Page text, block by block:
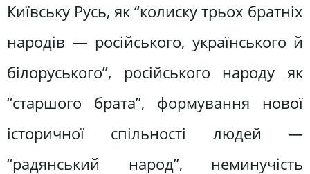
Київську Русь, як “колиску трьох братніх
народів — російського, українського й
білоруського”, російського народу як
“старшого брата”, формування нової
історичної спільності людей —
“радянський народ”, неминучість